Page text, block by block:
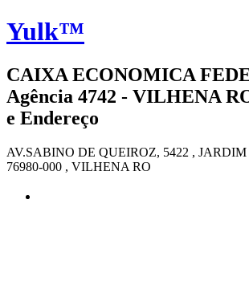
Yulk™
CAIXA ECONOMICA
Agência 4742 - VILHENA
e Endereço
AV.SABINO DE QUEIROZ, 5422 ,
76980-000 , VILHENA RO